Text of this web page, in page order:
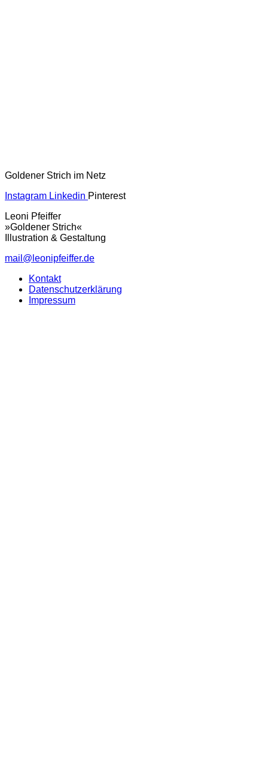
Goldener Strich im Netz
Instagram Linkedin Pinterest
Leoni Pfeiffer
»Goldener Strich«
Illustration & Gestaltung
mail@leonipfeiffer.de
Kontakt
Datenschutzerklärung
Impressum